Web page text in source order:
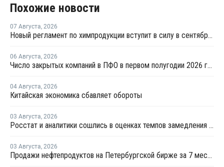
Похожие новости
07 Августа, 2026
Новый регламент по химпродукции вступит в силу в сентябре 2027 года
06 Августа, 2026
Число закрытых компаний в ПФО в первом полугодии 2026 года вдвое превысило число новых
04 Августа, 2026
Китайская экономика сбавляет обороты
03 Августа, 2026
Росстат и аналитики сошлись в оценках темпов замедления экономики
03 Августа, 2026
Продажи нефтепродуктов на Петербургской бирже за 7 месяцев снизились на 11,2%, в июле – на 35,6%